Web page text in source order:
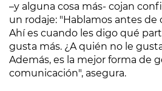
–y alguna cosa más- cojan
un rodaje: "Hablamos antes de
Ahí es cuando les digo qué
gusta más. ¿A quién no le
Además, es la mejor forma de
comunicación", asegura.